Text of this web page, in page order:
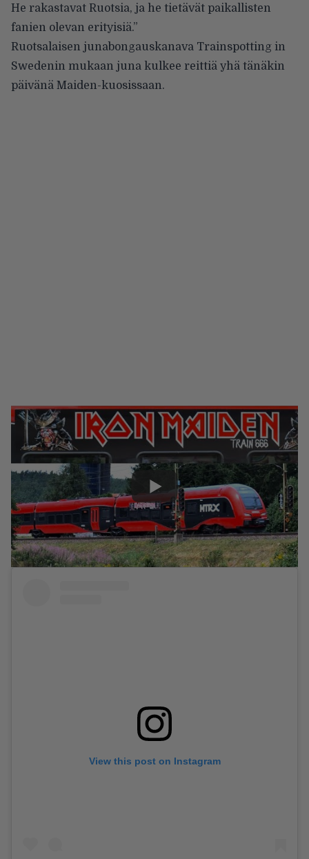
He rakastavat Ruotsia, ja he tietävät paikallisten
fanien olevan erityisiä.”
Ruotsalaisen junabongauskanava Trainspotting in
Swedenin mukaan juna kulkee reittiä yhä tänäkin
päivänä Maiden-kuosissaan.
View this post on Instagram